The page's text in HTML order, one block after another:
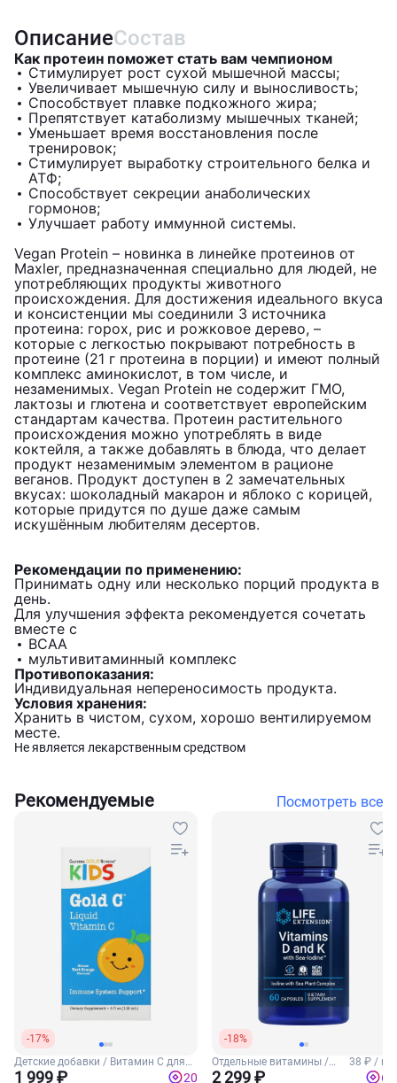
ОписаниеСостав
Как протеин поможет стать вам чемпионом
Стимулирует рост сухой мышечной массы;
Увеличивает мышечную силу и выносливость;
Способствует плавке подкожного жира;
Препятствует катаболизму мышечных тканей;
Уменьшает время восстановления после
тренировок;
Стимулирует выработку строительного белка и
АТФ;
Способствует секреции анаболических
гормонов;
Улучшает работу иммунной системы.
Vegan Protein – новинка в линейке протеинов от
Maxler, предназначенная специально для людей, не
употребляющих продукты животного
происхождения. Для достижения идеального вкуса
и консистенции мы соединили 3 источника
протеина: горох, рис и рожковое дерево, –
которые с легкостью покрывают потребность в
протеине (21 г протеина в порции) и имеют полный
комплекс аминокислот, в том числе, и
незаменимых. Vegan Protein не содержит ГМО,
лактозы и глютена и соответствует европейским
стандартам качества. Протеин растительного
происхождения можно употреблять в виде
коктейля, а также добавлять в блюда, что делает
продукт незаменимым элементом в рационе
веганов. Продукт доступен в 2 замечательных
вкусах: шоколадный макарон и яблоко с корицей,
которые придутся по душе даже самым
искушённым любителям десертов.
Рекомендации по применению:
Принимать одну или несколько порций продукта в
день.
Для улучшения эффекта рекомендуется сочетать
вместе с
BCAA
мультивитаминный комплекс
Противопоказания:
Индивидуальная непереносимость продукта.
Условия хранения:
Хранить в чистом, сухом, хорошо вентилируемом
месте.
Не является лекарственным средством
Рекомендуемые Посмотреть все
-17%
Детские добавки / Витамин С для
детей
1 999 ₽ 20
-18%
Отдельные витамины /
Витамины Д3 и К2
38 ₽ / шт
2 299 ₽ 69